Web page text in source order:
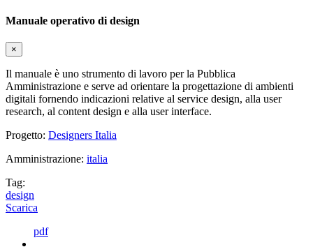
Manuale operativo di design
×
Il manuale è uno strumento di lavoro per la Pubblica
Amministrazione e serve ad orientare la progettazione di ambienti
digitali fornendo indicazioni relative al service design, alla user
research, al content design e alla user interface.
Progetto: Designers Italia
Amministrazione: italia
Tag:
design
Scarica
pdf